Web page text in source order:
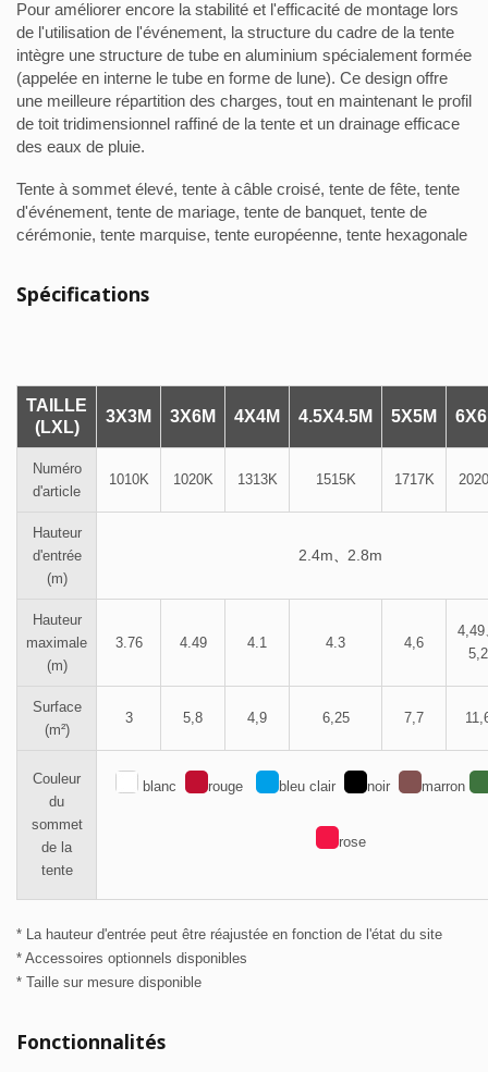
Pour améliorer encore la stabilité et l'efficacité de montage lors
de l'utilisation de l'événement, la structure du cadre de la tente
intègre une structure de tube en aluminium spécialement formée
(appelée en interne le tube en forme de lune). Ce design offre
une meilleure répartition des charges, tout en maintenant le profil
de toit tridimensionnel raffiné de la tente et un drainage efficace
des eaux de pluie.
Tente à sommet élevé, tente à câble croisé, tente de fête, tente
d'événement, tente de mariage, tente de banquet, tente de
cérémonie, tente marquise, tente européenne, tente hexagonale
Spécifications
TAILLE
(LXL)
3X3M 3X6M 4X4M 4.5X4.5M 5X5M
Numéro
d'article
1010K 1020K 1313K 1515K 1717K
Hauteur
d'entrée
(m)
2.4m、 2.8m
Hauteur
maximale
(m)
3.76 4.49 4.1 4.3 4,6
4,49
5,2
Surface
(m²)
3 5,8 4,9 6,25 7,7
Couleur
du
sommet
de la
tente
blanc rouge bleu clair noir marron
rose
* La hauteur d'entrée peut être réajustée en fonction de l'état du site
* Accessoires optionnels disponibles
* Taille sur mesure disponible
Fonctionnalités